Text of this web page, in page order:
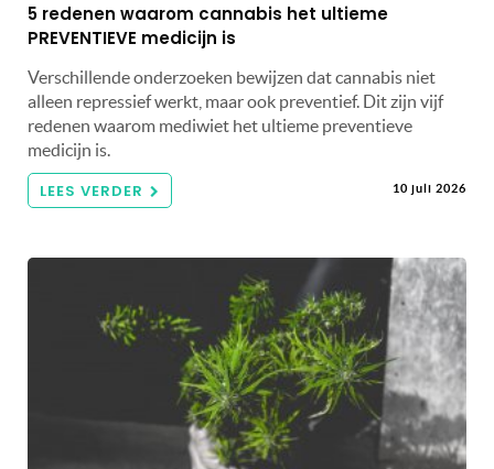
5 redenen waarom cannabis het ultieme
PREVENTIEVE medicijn is
Verschillende onderzoeken bewijzen dat cannabis niet
alleen repressief werkt, maar ook preventief. Dit zijn vijf
redenen waarom mediwiet het ultieme preventieve
medicijn is.
LEES VERDER 10 juli 2026